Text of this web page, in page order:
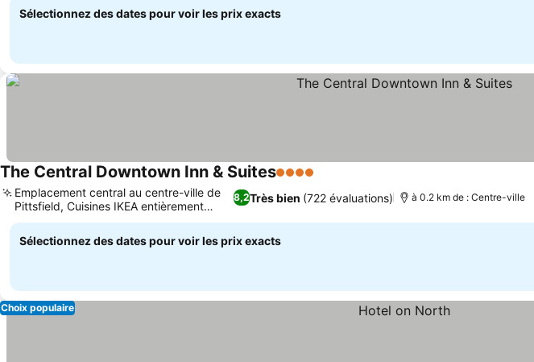
Sélectionnez des dates pour voir les prix exacts
The Central Downtown Inn & Suites4 Étoiles
8,2Très bien (722 évaluations)
Emplacement central au centre-ville de
Pittsfield, Cuisines IKEA entièrement
équipées
à 0.2 km de : Centre-ville
Sélectionnez des dates pour voir les prix exacts
Choix populaire